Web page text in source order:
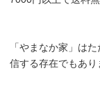
「やまなか家」は
信する存在でもあり